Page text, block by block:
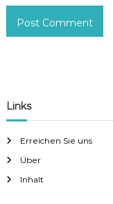
Links
Erreichen Sie uns
Über
Inhalt